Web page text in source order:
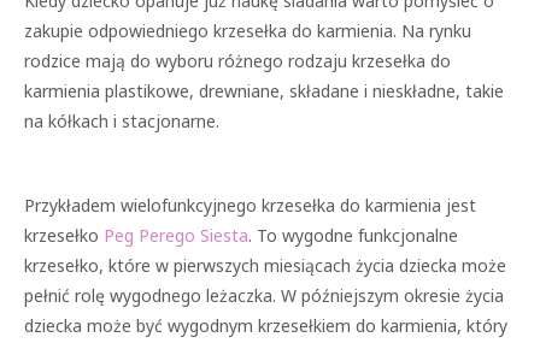
zakupie odpowiedniego krzesełka do karmienia. Na rynku
rodzice mają do wyboru różnego rodzaju krzesełka do
karmienia plastikowe, drewniane, składane i nieskładne, takie
na kółkach i stacjonarne.
Przykładem wielofunkcyjnego krzesełka do karmienia jest
krzesełko Peg Perego Siesta. To wygodne funkcjonalne
krzesełko, które w pierwszych miesiącach życia dziecka może
pełnić rolę wygodnego leżaczka. W późniejszym okresie życia
dziecka może być wygodnym krzesełkiem do karmienia, który